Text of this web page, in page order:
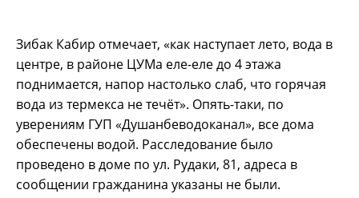
Зибак Кабир отмечает, «как наступает лето, вода в
центре, в районе ЦУМа еле-еле до 4 этажа
поднимается, напор настолько слаб, что горячая
вода из термекса не течёт». Опять-таки, по
уверениям ГУП «Душанбеводоканал», все дома
обеспечены водой. Расследование было
проведено в доме по ул. Рудаки, 81, адреса в
сообщении гражданина указаны не были.